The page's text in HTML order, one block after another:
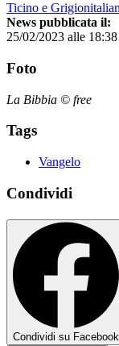
Ticino e
News pubblicata il:
25/02/2023 alle 18:38
Foto
La Bibbia © free
Tags
Vangelo
Condividi
Condividi su Facebook